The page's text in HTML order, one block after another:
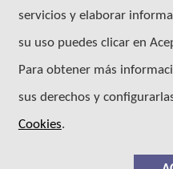
servicios y elaborar
su uso puedes clicar en
Para obtener más
sus derechos y
Cookies.
Warning: Undefined array key
/home/vivirquesondos/
on line
219